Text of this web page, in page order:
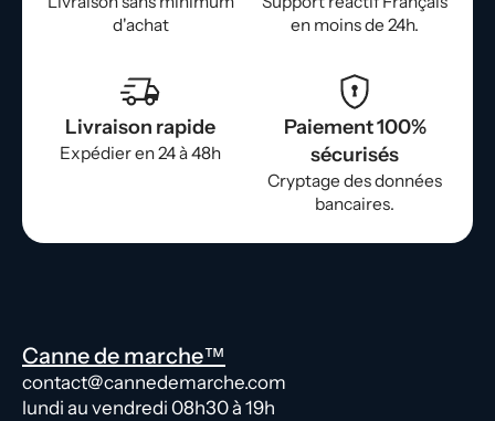
d'achat
en moins de 24h.
Livraison rapide
Expédier en 24 à 48h
Paiement 100%
sécurisés
Cryptage des données
bancaires.
Canne de marche™
contact@cannedemarche.com
lundi au vendredi 08h30 à 19h